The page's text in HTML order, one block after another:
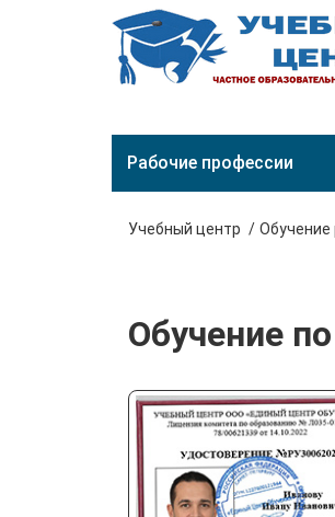
Рабочие профессии
Учебный центр Обучение
Обучение